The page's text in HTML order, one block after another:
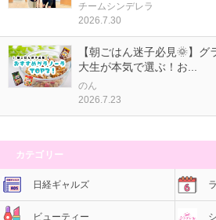
チームシンデレラ
2026.7.30
【朝ごはん迷子必見🌞】
大生が本気で選ぶ！お...
のん
2026.7.23
カテゴリー
日経ギャルズ
ビューティー